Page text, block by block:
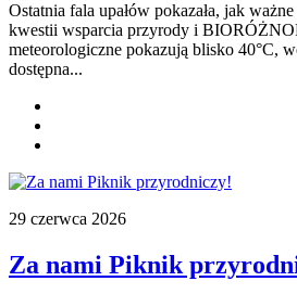
Ostatnia fala upałów pokazała, jak
kwestii wsparcia przyrody i
meteorologiczne pokazują blisko 40°C,
dostępna...
29 czerwca 2026
Za nami Piknik